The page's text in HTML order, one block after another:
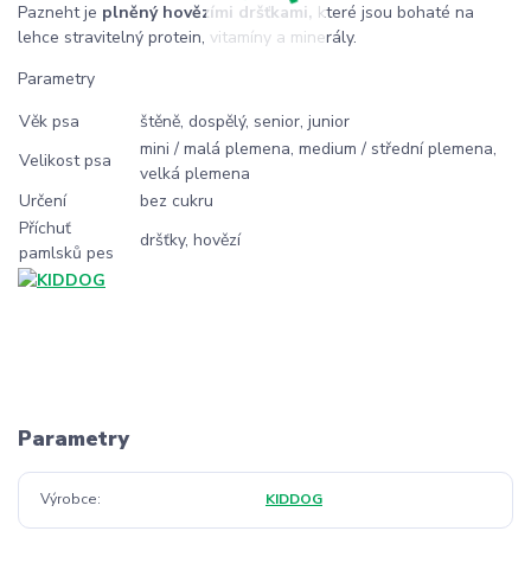
Pazneht je plněný hovězími dršťkami, které jsou bohaté na
lehce stravitelný protein, vitamíny a minerály.
Parametry
Věk psa
štěně, dospělý, senior, junior
Velikost psa
mini / malá plemena, medium / střední plemena,
velká plemena
Určení
bez cukru
Příchuť
pamlsků pes
dršťky, hovězí
Parametry
Výrobce KIDDOG